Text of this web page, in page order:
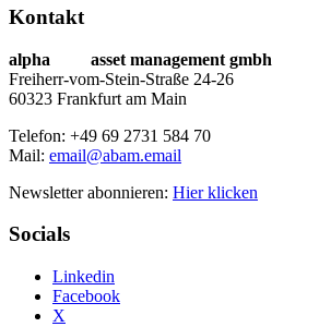
Kontakt
alpha
asset management gmbh
Freiherr-vom-Stein-Straße 24-26
60323 Frankfurt am Main
Telefon: +49 69 2731 584 70
Mail: email@abam.email
Newsletter abonnieren: Hier klicken
Socials
Linkedin
Facebook
X